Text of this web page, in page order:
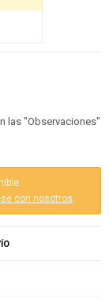
las "Observaciones"
con nosotros.